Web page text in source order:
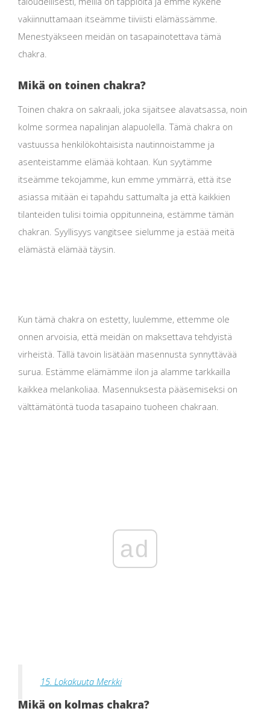
vakiinnuttamaan itseämme tiiviisti elämässämme.
Menestyäkseen meidän on tasapainotettava tämä
chakra.
Mikä on toinen chakra?
Toinen chakra on sakraali, joka sijaitsee alavatsassa, noin
kolme sormea ​​napalinjan alapuolella. Tämä chakra on
vastuussa henkilökohtaisista nautinnoistamme ja
asenteistamme elämää kohtaan. Kun syytämme
itseämme tekojamme, kun emme ymmärrä, että itse
asiassa mitään ei tapahdu sattumalta ja että kaikkien
tilanteiden tulisi toimia oppitunneina, estämme tämän
chakran. Syyllisyys vangitsee sielumme ja estää meitä
elämästä elämää täysin.
Kun tämä chakra on estetty, luulemme, ettemme ole
onnen arvoisia, että meidän on maksettava tehdyistä
virheistä. Tällä tavoin lisätään masennusta synnyttävää
surua. Estämme elämämme ilon ja alamme tarkkailla
kaikkea melankoliaa. Masennuksesta pääsemiseksi on
välttämätöntä tuoda tasapaino tuoheen chakraan.
ad
15. Lokakuuta Merkki
Mikä on kolmas chakra?